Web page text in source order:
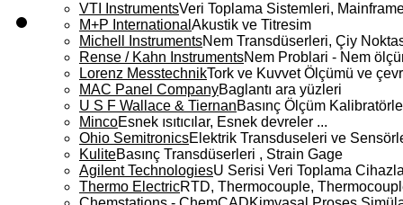
VTI InstrumentsVeri Toplama Sistemleri,
M+P International Akustik ve Titresim
Michell InstrumentsNem Transdüserleri, Çiy
Rense / Kahn InstrumentsNem Problari - Nem
Lorenz MesstechnikTork ve Kuvvet Ölçümü ve
MAC Panel CompanyBaglantı ara yüzleri
U S F Wallace & TiernanBasınç Ölçüm
MincoEsnek ısıtıcılar, Esnek devreler ...
Ohio SemitronicsElektrik Transduseleri ve
KuliteBasınç Transdüserleri , Strain Gage
Agilent TechnologiesU Serisi Veri Toplama
Thermo ElectricRTD, Thermocouple,